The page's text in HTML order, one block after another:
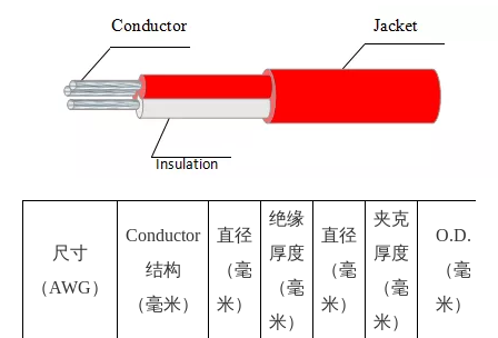
尺寸
（AWG）
Conductor
结构
（毫米）
直径
（毫
米）
绝缘
厚度
（毫
米）
直径
（毫
米）
夹克
厚度
（毫
米）
O.D.
（毫
米）